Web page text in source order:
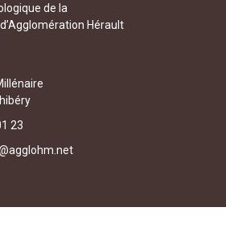
de la
Hérault
23